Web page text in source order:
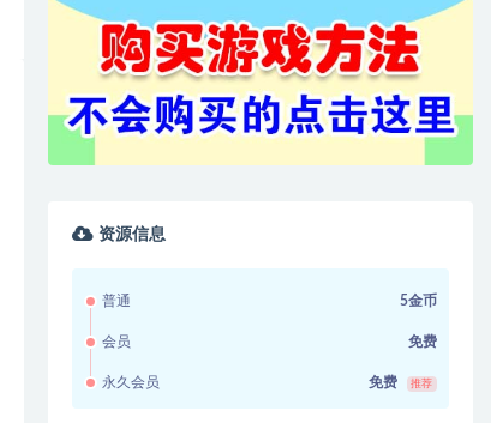
资源信息
普通 5金币
会员 免费
永久会员 免费 推荐